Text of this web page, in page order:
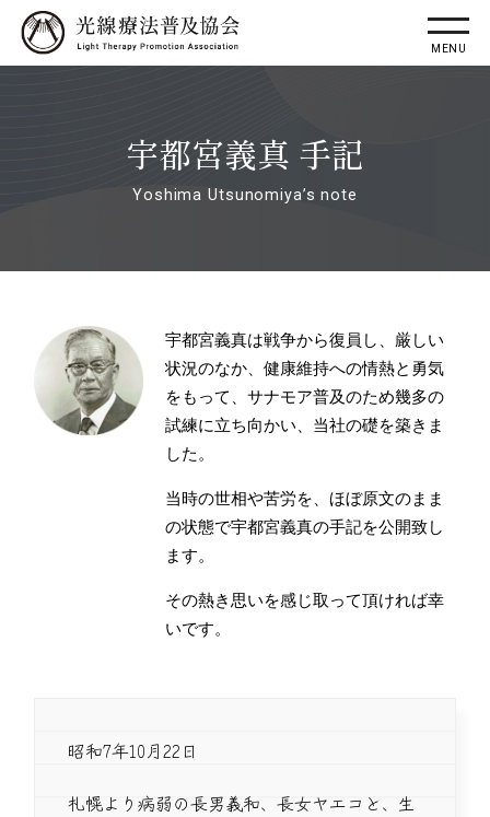
宇都宮義真 手記
Yoshima Utsunomiya’s note
宇都宮義真は戦争から復員し、厳しい
状況のなか、健康維持への情熱と勇気
をもって、サナモア普及のため幾多の
試練に立ち向かい、当社の礎を築きま
した。
当時の世相や苦労を、ほぼ原文のまま
の状態で宇都宮義真の手記を公開致し
ます。
その熱き思いを感じ取って頂ければ幸
いです。
昭和7年10月22日
札幌より病弱の長男義和、長女ヤエコと、生